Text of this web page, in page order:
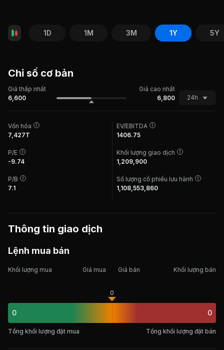
1D 1M 3M 1Y 5Y
Chỉ số cơ bản
Giá thấp nhất
Giá cao nhất
6,600
6,800 24h
Vốn hóa
7,427T
P/E
-9.74
P/B
7.1
EV/EBITDA
1406.75
Khối lượng giao dịch
1,209,900
Số lượng cổ phiếu lưu hành
1,108,553,860
Thông tin giao dịch
Lệnh mua bán
Khối lượng mua Giá mua Giá bán Khối lượng bán
0
0
0
Tổng khối lượng đặt mua Tổng khối lượng đặt bán